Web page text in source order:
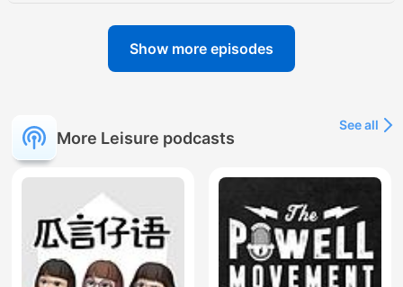
Show more episodes
More Leisure podcasts
See all